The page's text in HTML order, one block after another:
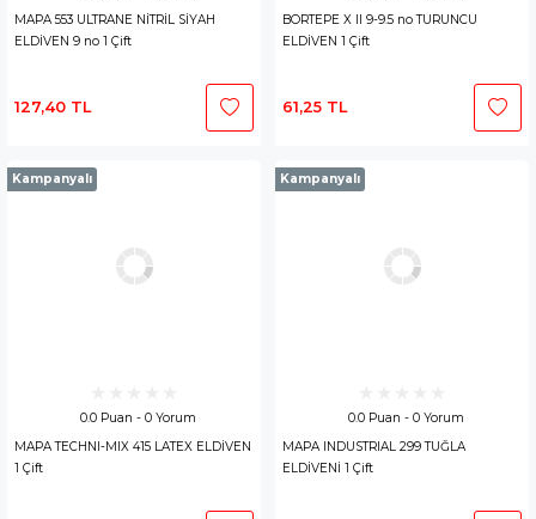
MAPA 553 ULTRANE NİTRİL SİYAH
ELDİVEN 9 no 1 Çift
127,40 TL
BORTEPE X II 9-9.5 no TURUNCU
ELDİVEN 1 Çift
61,25 TL
Kampanyalı
0.0 Puan - 0 Yorum
MAPA TECHNI-MIX 415 LATEX ELDİVEN
1 Çift
Kampanyalı
0.0 Puan - 0 Yorum
MAPA INDUSTRIAL 299 TUĞLA
ELDİVENİ 1 Çift